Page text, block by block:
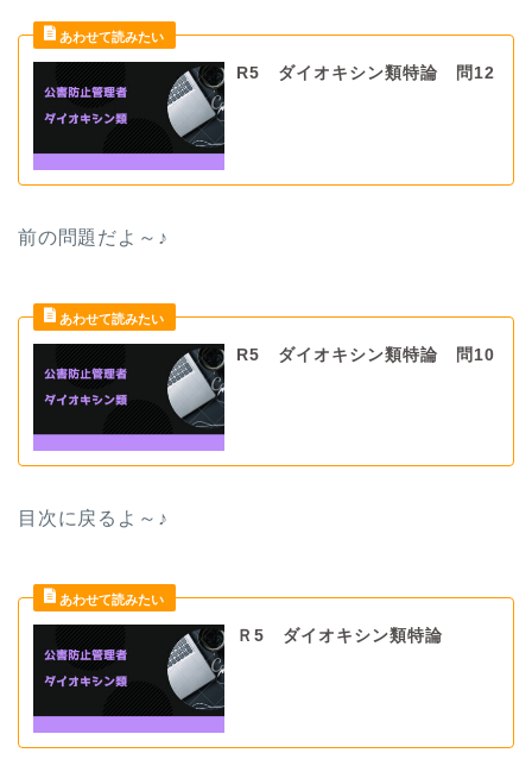
R5 ダイオキシン類特論 問12
前の問題だよ ～♪
R5 ダイオキシン類特論 問10
目次に戻るよ～♪
Ｒ5 ダイオキシン類特論